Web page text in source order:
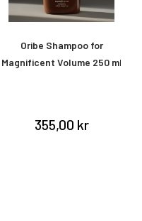
Oribe Shampoo for
Magnificent Volume 250 ml
355,00 kr